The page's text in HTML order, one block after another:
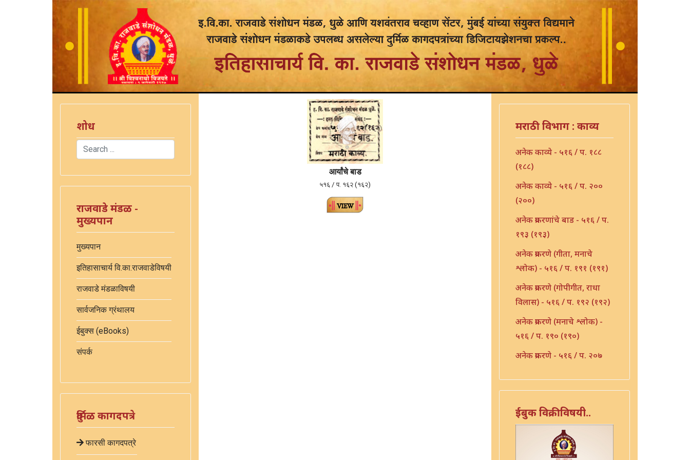
शोध
Search
राजवाडे मंडळ -
मुख्यपान
मुख्यपान
इतिहासाचार्य वि.का.राजवाडेविषयी
राजवाडे मंडळाविषयी
सार्वजनिक ग्रंथालय
ईबुक्स (eBooks)
संपर्क
दुर्मिळ कागदपत्रे
फारसी कागदपत्रे
आर्यांचे बाड
५१६ / प. १६२ (१६२)
मराठी विभाग : काव्य
अनेक काव्ये - ५१६ / प. १८८
(१८८)
अनेक काव्ये - ५१६ / प. २००
(२००)
अनेक प्रकरणांचे बाड - ५१६ / प.
१९३ (१९३)
अनेक प्रकरणे (गीता, मनाचे
श्लोक) - ५१६ / प. १९१ (१९१)
अनेक प्रकरणे (गोपीगीत, राधा
विलास) - ५१६ / प. १९२ (१९२)
अनेक प्रकरणे (मनाचे श्लोक) -
५१६ / प. १९० (१९०)
अनेक प्रकरणे - ५१६ / प. २०७
अनेक प्रकरणे - ५१६ / प. २१०
अनेक प्रकरणे - ५१६ / प. २३६
अभंग - ५१६ / प. १५३ (१५३)
ईबुक विक्रीविषयी..